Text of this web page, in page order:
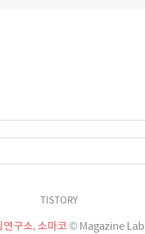
TISTORY
연구소, 소마코© Magazine Lab